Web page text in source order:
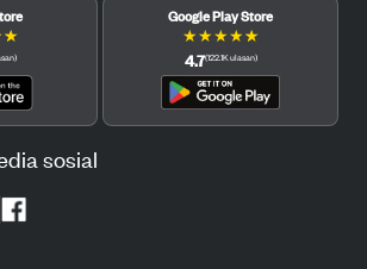
★
)
Google Play Store
★★★★★
4.7(122.1Kulasan)
sosial